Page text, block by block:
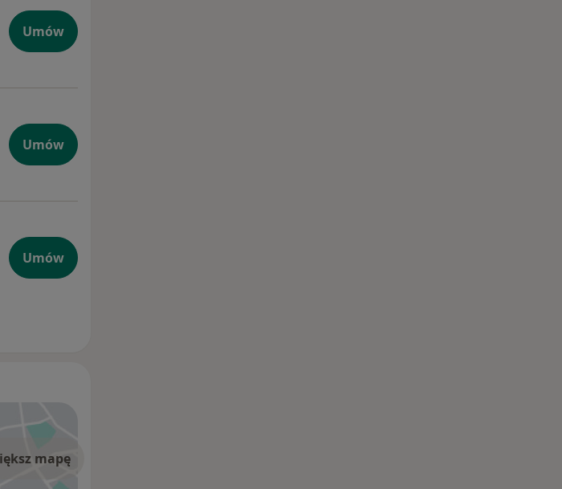
Umów
Umów
Umów
mapę